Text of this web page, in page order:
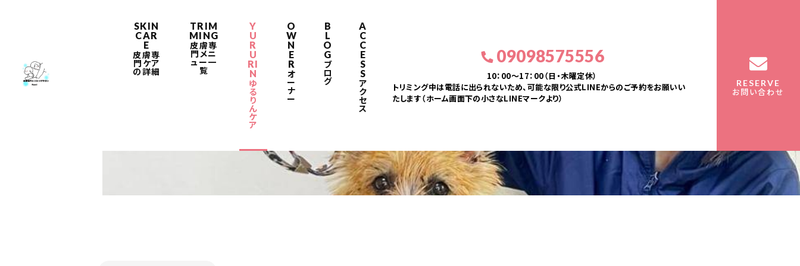
SKIN
CAR
E
皮膚専
門ケア
の詳細
TRIM
MING
皮膚専
門メニ
ュー一
覧
Y
U
R
U
RI
N
ゆ
る
り
ん
ケ
ア
O
W
N
E
R
オ
ー
ナ
ー
B
L
O
G
ブ
ロ
グ
A
C
C
E
S
S
ア
ク
セ
ス
09098575556
10：00～17：00（日・木曜定休）
トリミング中は電話に出られないため、可能な限り公式LINEからのご予約をお願いい
たします（ホーム画面下の小さなLINEマークより）
RESERVE
お問い合わせ